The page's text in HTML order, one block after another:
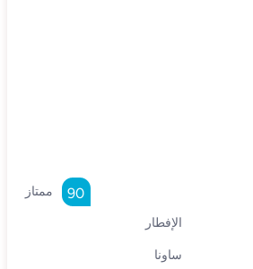
ممتاز 90
الإفطار
ساونا